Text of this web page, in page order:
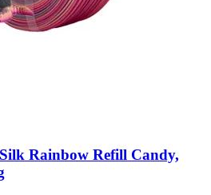
Rainbow Refill Candy,